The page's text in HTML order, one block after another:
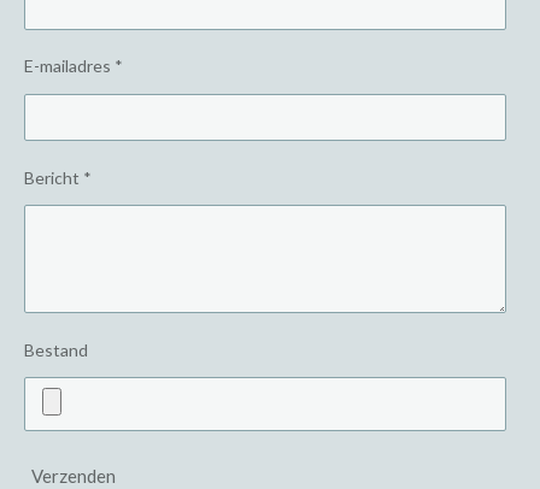
E-mailadres *
Bericht *
Bestand
Verzenden